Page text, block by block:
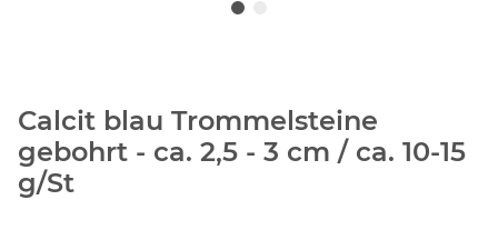
Calcit blau Trommelsteine
gebohrt - ca. 2,5 - 3 cm / ca. 10-15
g/St